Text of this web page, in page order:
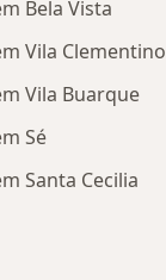
Bela Vista
Vila Clementino
Vila Buarque
Sé
Santa Cecilia